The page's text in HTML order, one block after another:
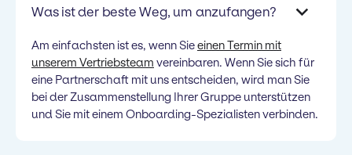
Was ist der beste Weg, um anzufangen?
Am einfachsten ist es, wenn Sieeinen Termin mit
unserem Vertriebsteam vereinbaren. Wenn Sie sich für
eine Partnerschaft mit uns entscheiden, wird man Sie
bei der Zusammenstellung Ihrer Gruppe unterstützen
und Sie mit einem Onboarding-Spezialisten verbinden.